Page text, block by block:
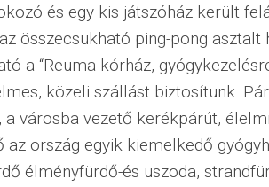
és egy kis játszóház került
összecsukható ping-pong
a “Reuma kórház,
közeli szállást biztosítunk.
a városba vezető kerékpárút,
az ország egyik kiemelkedő
élményfürdő-és uszoda,